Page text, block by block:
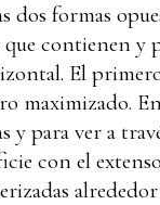
dos formas
que contienen
El
maximizado.
y para ver a
con el